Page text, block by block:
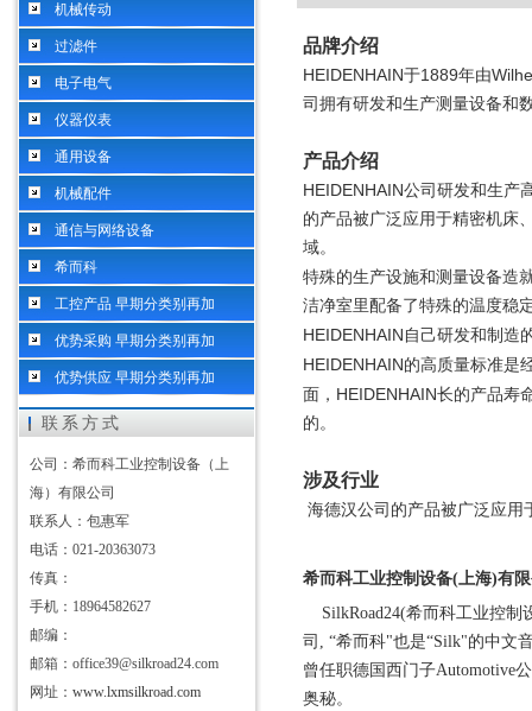
机械传动
过滤件
电子电气
仪器仪表
通用设备
机械配件
通信与网络设备
希而科
工控产品 早期分类别再加
优势采购 早期分类别再加
优势供应 早期分类别再加
联系方式
公司：希而科工业控制设备（上
海）有限公司
联系人：包惠军
电话：021-20363073
传真：
手机：18964582627
邮编：
邮箱：office39@silkroad24.com
网址： www.lxmsilkroad.com
品牌介绍
HEIDENHAIN于1889年由
司拥有研发和生产测量设备和
产品介绍
HEIDENHAIN公司研发和生产
的产品被广泛应用于精密机床
域。
特殊的生产设施和测量设备造
洁净室里配备了特殊的温度稳
HEIDENHAIN 自己研发和制造
HEIDENHAIN的高质量标准是
面， HEIDENHAIN长的产品寿
的。
涉及行业
海德汉公司的产品被广泛应用
希而科工业控制设备(上海)有
SilkRoad24(希而科工业控制
司, “希而科"也是“Silk"的中文
曾任职德国西门子Automotive
奥秘。